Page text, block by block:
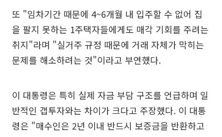
또 "임차기간 때문에 4~6개월 내 입주할 수 없어 집
을 팔지 못하는 1주택자들에게도 매각 기회를 주려는
취지"라며 "실거주 규정 때문에 거래 자체가 막히는
문제를 해소하려는 것"이라고 부연했다.
이 대통령은 특히 실제 자금 부담 구조를 언급하며 일
반적인 갭투자와는 차이가 크다고 주장했다. 이 대통
령은 "매수인은 2년 이내 반드시 보증금을 반환하고